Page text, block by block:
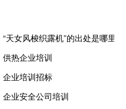
“天女风梭织露机”的出处是哪里
供热企业培训
企业培训招标
企业安全公司培训